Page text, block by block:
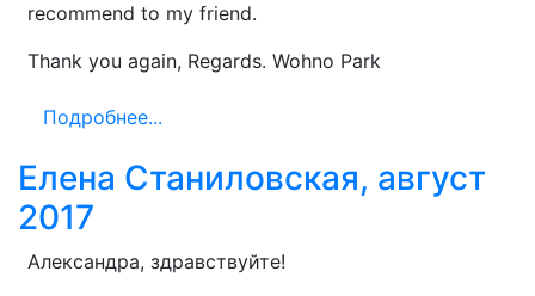
recommend to my friend.
Thank you again, Regards. Wohno Park
Подробнее...
Елена Станиловская, август
2017
Александра, здравствуйте!